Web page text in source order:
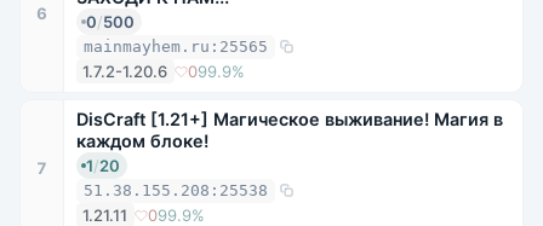
6 0/500
mainmayhem.ru:25565
1.7.2-1.20.6 099.9%
7
DisCraft [1.21+] Магическое выживание! Магия в
каждом блоке!
1/20
51.38.155.208:25538
1.21.11 099.9%